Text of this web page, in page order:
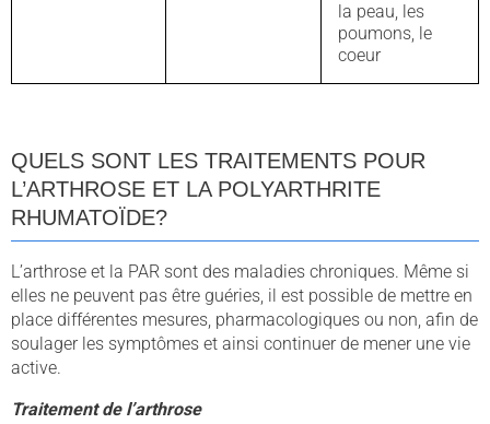
la peau, les
poumons, le
coeur
QUELS SONT LES TRAITEMENTS POUR
L’ARTHROSE ET LA POLYARTHRITE
RHUMATOÏDE?
L’arthrose et la PAR sont des maladies chroniques. Même si
elles ne peuvent pas être guéries, il est possible de mettre en
place différentes mesures, pharmacologiques ou non, afin de
soulager les symptômes et ainsi continuer de mener une vie
active.
Traitement de l’arthrose